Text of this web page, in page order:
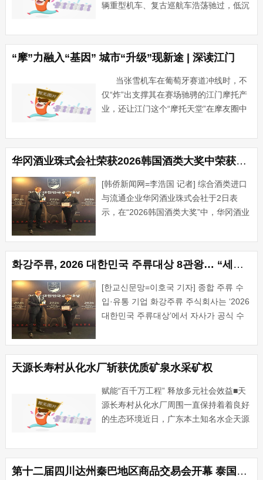
辆重型机车、复古巡航车浩荡驰过，低沉
这是5月2日的江门长堤历史文化街区。当
现代潮流骑手穿行于骑楼之下，一场名
为“骑”遇江门的机车嘉年···...
“摩”力融入“基因” 城市“升级”现新途 | 深读江门
当张雪机车在葡萄牙赛道冲线时，不
仅“炸”出支撑其在赛场驰骋的江门摩托产
业，还让江门这个“摩托天堂”在摩友圈中
产值，又有摩托车专用道，一程摩托就能
到达“诗和远方”···...
华冈酒业珠式会社荣获2026韩国酒类大奖中荣获八项大奖
[韩侨新闻网=李浩国 记者] 综合酒类进口
与流通企业华冈酒业珠式会社于2日表
示，在“2026韩国酒类大奖”中，华冈酒业
荣获大奖，实现“八冠王”。华冈酒业珠式
会社在2026韩国酒类大奖中荣获八冠王
华冈酒业珠···...
화강주류, 2026 대한민국 주류대상 8관왕… “세계 주류의 가치와 스토리 전한다”
[한교신문망=이호국 기자] 종합 주류 수
입·유통 기업 화강주류 주식회사는 ‘2026
대한민국 주류대상’에서 자사가 공식 수
8관왕을 달성했다고 2일 밝혔다.
&nb···...
天源长寿村从化水厂斩获优质矿泉水采矿权
赋能“百千万工程” 释放多元社会效益■天
源长寿村从化水厂周围一直保持着着良好
的生态环境近日，广东本土知名水企天源
田镇莲麻村饮用天然矿泉水采矿权，为企
业从化新厂筑牢优质水源保障根基。此次
采矿权的获批，不仅是···...
第十二届四川达州秦巴地区商品交易会开幕 泰国作为主宾国参展